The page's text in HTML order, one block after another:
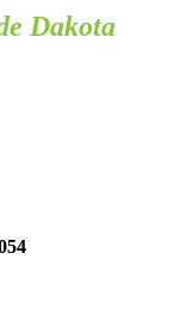
Dakota